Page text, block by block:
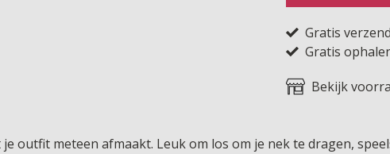
Gratis
Gratis
Bekijk
outfit meteen afmaakt. Leuk om los om je nek te dragen,